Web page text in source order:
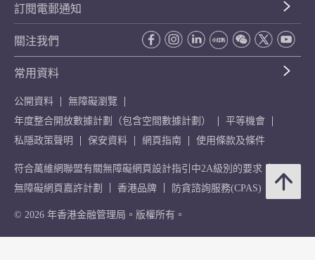
訂閱電郵通知
關注我們
常用資料
公開資料
無障礙瀏覽
年度整合開放數據計劃（包含空間數據計劃）
平等機會
私隱政策聲明
保安資料 網頁指南 使用條款及條件
符合萬維網聯盟有關無障礙網頁設計指引中2A級別的要求
無障礙網頁嘉許計劃
香港品牌 防貪諮詢服務(CPAS)
© 2026 年香港金融管理局。版權所有。